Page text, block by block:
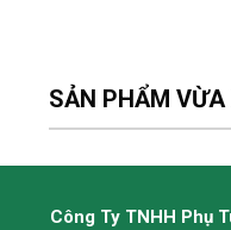
SẢN PHẨM VỪA
Công Ty TNHH Phụ